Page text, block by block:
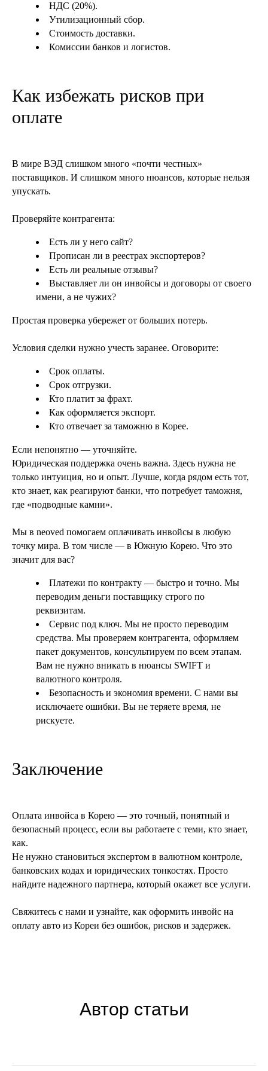
НДС (20%).
Утилизационный сбор.
Стоимость доставки.
Комиссии банков и логистов.
Как избежать рисков при
оплате
В мире ВЭД слишком много «почти честных»
поставщиков. И слишком много нюансов, которые нельзя
упускать.
Проверяйте контрагента:
Есть ли у него сайт?
Прописан ли в реестрах экспортеров?
Есть ли реальные отзывы?
Выставляет ли он инвойсы и договоры от своего
имени, а не чужих?
Простая проверка убережет от больших потерь.
Условия сделки нужно учесть заранее. Оговорите:
Срок оплаты.
Срок отгрузки.
Кто платит за фрахт.
Как оформляется экспорт.
Кто отвечает за таможню в Корее.
Если непонятно — уточняйте.
Юридическая поддержка очень важна. Здесь нужна не
только интуиция, но и опыт. Лучше, когда рядом есть тот,
кто знает, как реагируют банки, что потребует таможня,
где «подводные камни».
Мы в neoved помогаем оплачивать инвойсы в любую
точку мира. В том числе — в Южную Корею. Что это
значит для вас?
Платежи по контракту — быстро и точно. Мы
переводим деньги поставщику строго по
реквизитам.
Сервис под ключ. Мы не просто переводим
средства. Мы проверяем контрагента, оформляем
пакет документов, консультируем по всем этапам.
Вам не нужно вникать в нюансы SWIFT и
валютного контроля.
Безопасность и экономия времени. С нами вы
исключаете ошибки. Вы не теряете время, не
рискуете.
Заключение
Оплата инвойса в Корею — это точный, понятный и
безопасный процесс, если вы работаете с теми, кто знает,
как.
Не нужно становиться экспертом в валютном контроле,
банковских кодах и юридических тонкостях. Просто
найдите надежного партнера, который окажет все услуги.
Свяжитесь с нами и узнайте, как оформить инвойс на
оплату авто из Кореи без ошибок, рисков и задержек.
Автор статьи